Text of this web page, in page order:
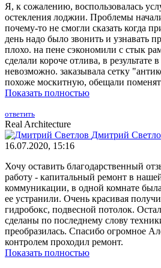
Я, к сожалению, воспользовалась
остекления лоджии. Проблемы
почему-то не смогли сказать когда
день надо было звонить и узнавать
плохо. на пене сэкономили с стык
сделали короче отлива, в результате
невозможно. заказывала сетку
похоже москитную, обещали
Показать полностью
ответить
Real Architecture
Дмитрий
16.07.2020, 15:16
Хочу оставить благодарственный
работу - капитальный ремонт в
коммуникации, в одной комнате
ее устранили. Очень красивая
гидробокс, подвесной потолок.
сделаны по последнему слову
преобразилась. Спасибо огромное
контролем проходил ремонт.
Показать полностью